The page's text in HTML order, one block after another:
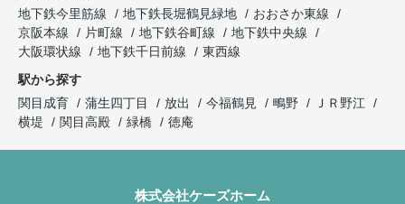
地下鉄今里筋線
地下鉄長堀鶴見緑地
おおさか東線
京阪本線
片町線 地下鉄谷町線
地下鉄中央線
大阪環状線
地下鉄千日前線
東西線
駅から探す
関目成育
蒲生四丁目 放出 今福鶴見 鴫野
ＪＲ野江
横堤
関目高殿 緑橋 徳庵
株式会社ケーズホーム